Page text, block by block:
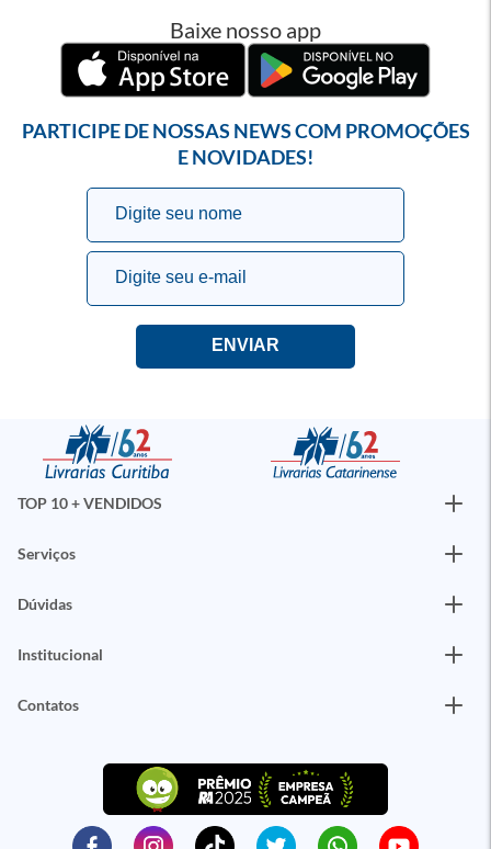
Baixe nosso app
PARTICIPE DE NOSSAS NEWS COM PROMOÇÕES
E NOVIDADES!
TOP 10 + VENDIDOS
Serviços
Dúvidas
Institucional
Contatos